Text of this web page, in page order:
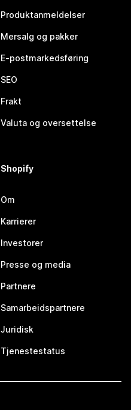
Produktanmeldelser
Mersalg og pakker
E-postmarkedsføring
SEO
Frakt
Valuta og oversettelse
Shopify
Om
Karrierer
Investorer
Presse og media
Partnere
Samarbeidspartnere
Juridisk
Tjenestestatus